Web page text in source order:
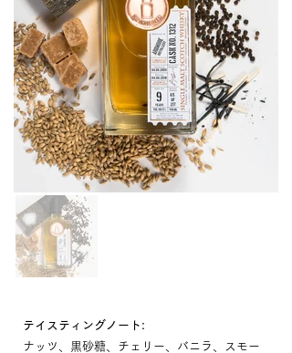
テイスティングノート:
ナッツ、黒砂糖、チェリー、バニラ、スモー